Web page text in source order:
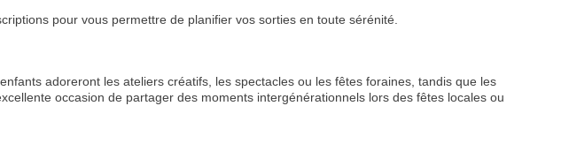
pour vous permettre de planifier vos sorties en toute sérénité.
adoreront les ateliers créatifs, les spectacles ou les fêtes foraines, tandis que les
occasion de partager des moments intergénérationnels lors des fêtes locales ou